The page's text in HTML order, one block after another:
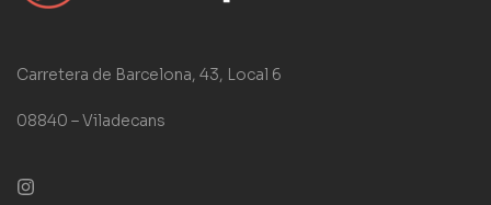
Carretera de Barcelona, 43, Local 6
08840 – Viladecans